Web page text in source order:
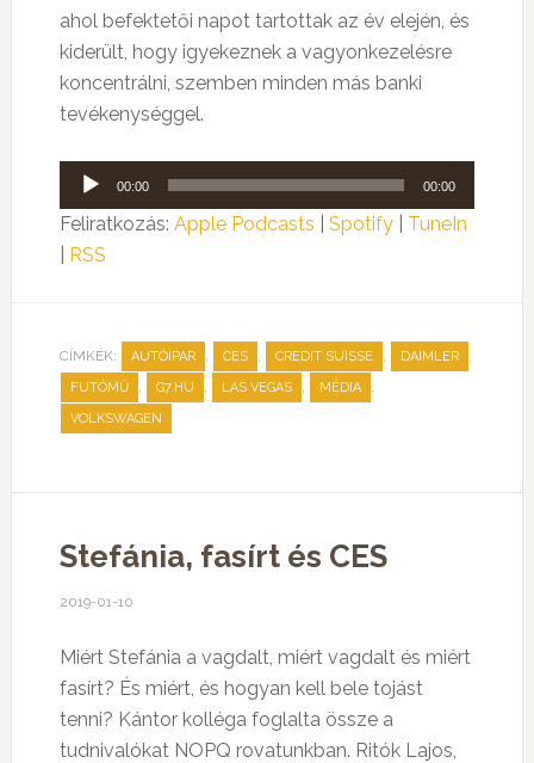
ahol befektetői napot tartottak az év elején, és
kiderült, hogy igyekeznek a vagyonkezelésre
koncentrálni, szemben minden más banki
tevékenységgel.
Audió
lejátszó
00:00 00:00
Feliratkozás: Apple Podcasts Spotify| TuneIn
RSS
CÍMKÉK: AUTÓIPAR , CES , CREDIT SUISSE , DAIMLER ,
FUTÓMŰ , G7.HU , LAS VEGAS , MÉDIA ,
VOLKSWAGEN
Stefánia, fasírt és CES
2019-01-10
Miért Stefánia a vagdalt, miért vagdalt és miért
fasírt? És miért, és hogyan kell bele tojást
tenni? Kántor kolléga foglalta össze a
tudnivalókat NOPQ rovatunkban. Ritók Lajos,